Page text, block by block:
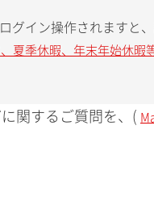
グイン操作されますと
夏季休暇、年末年始休暇
関するご質問を、(